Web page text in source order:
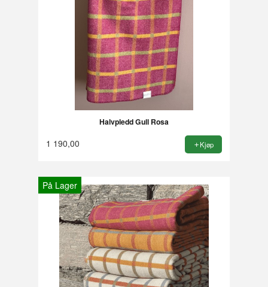
Halvpledd Gull Rosa
1 190,00 Kjøp
På Lager